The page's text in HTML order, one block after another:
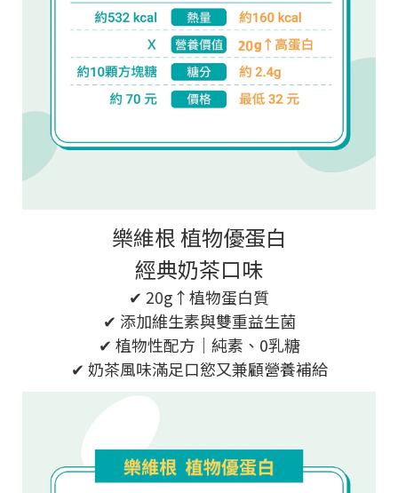
樂維根 植物優蛋白
經典奶茶口味
✔ 20g↑植物蛋白質
✔ 添加維生素與雙重益生菌
✔ 植物性配方｜純素、0乳糖
✔ 奶茶風味滿足口慾又兼顧營養補給